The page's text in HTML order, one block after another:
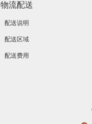
物流配送
配送说明
配送区域
配送费用